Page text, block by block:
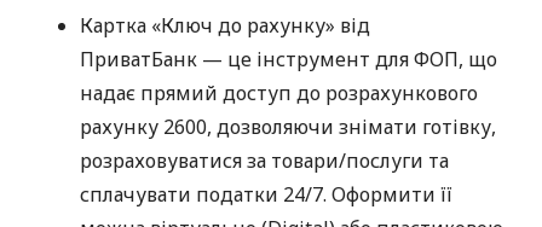
Картка «Ключ до рахунку» від
ПриватБанк — це інструмент для ФОП, що
надає прямий доступ до розрахункового
рахунку 2600, дозволяючи знімати готівку,
розраховуватися за товари/послуги та
сплачувати податки 24/7. Оформити її